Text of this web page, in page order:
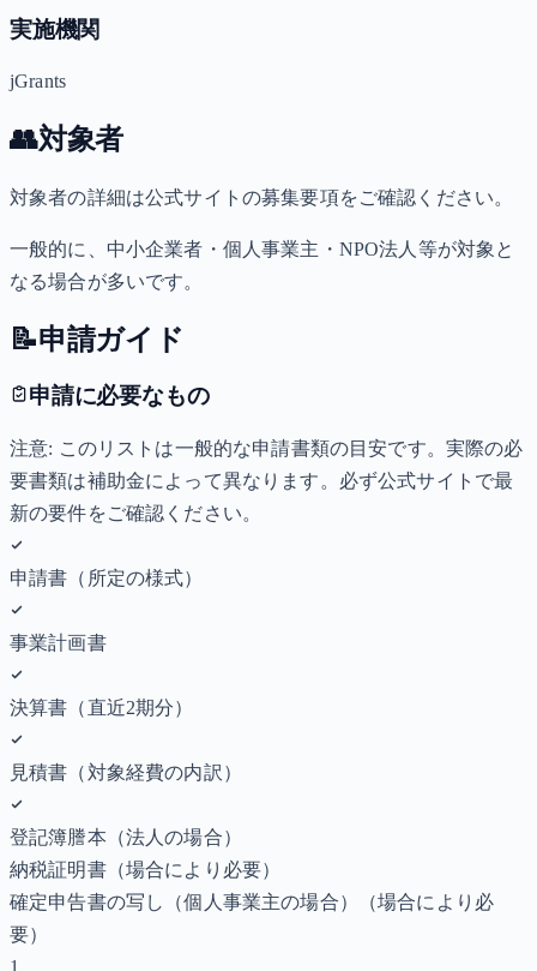
実施機関
jGrants
👥対象者
対象者の詳細は公式サイトの募集要項をご確認ください。
一般的に、中小企業者・個人事業主・NPO法人等が対象と
なる場合が多いです。
📝申請ガイド
申請に必要なもの
注意: このリストは一般的な申請書類の目安です。実際の必
要書類は補助金によって異なります。必ず公式サイトで最
新の要件をご確認ください。
申請書（所定の様式）
事業計画書
決算書（直近2期分）
見積書（対象経費の内訳）
登記簿謄本（法人の場合）
納税証明書（場合により必要）
確定申告書の写し（個人事業主の場合）
（場合により必
要）
1